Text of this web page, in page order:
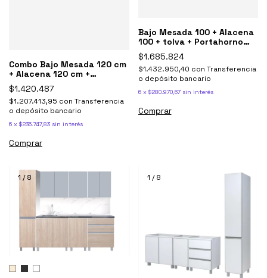
Combo Bajo Mesada 120 cm
+ Alacena 120 cm +
Portahorno Potenza Blanco
$1.420.487
$1.207.413,95 con Transferencia
o depósito bancario
6 x $236.747,83 sin interés
Comprar
Bajo Mesada 100 + Alacena
100 + tolva + Portahorno
Potenza Blanco
$1.685.824
$1.432.950,40 con Transferencia
o depósito bancario
6 x $280.970,67 sin interés
Comprar
1 /8 1 /8